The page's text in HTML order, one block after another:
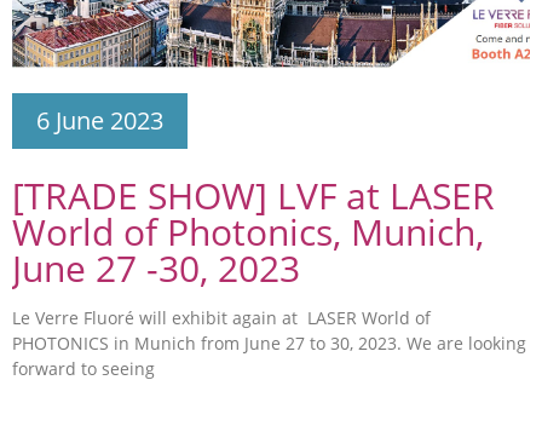
[TRADE SHOW] LVF at LASER
World of Photonics, Munich,
June 27 -30, 2023
6 June 2023
Le Verre Fluoré will exhibit again at LASER World of
PHOTONICS in Munich from June 27 to 30, 2023. We are looking
forward to seeing